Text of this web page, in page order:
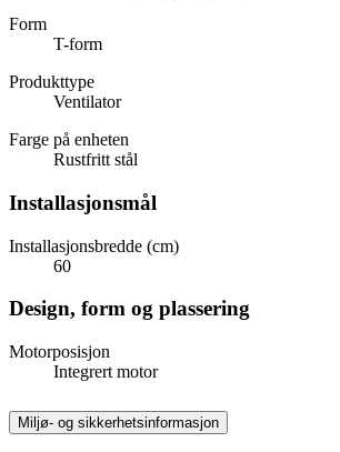
Form
T-form
Produkttype
Ventilator
Farge på enheten
Rustfritt stål
Installasjonsmål
Installasjonsbredde (cm)
60
Design, form og plassering
Motorposisjon
Integrert motor
Miljø- og sikkerhetsinformasjon